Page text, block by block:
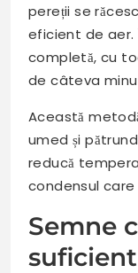
pereții se
eficient de aer.
completă, cu
de câteva
Această
umed și
reducă
condensul
Semne
suficient